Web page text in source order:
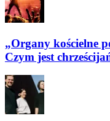
„Organy kościelne
Czym jest